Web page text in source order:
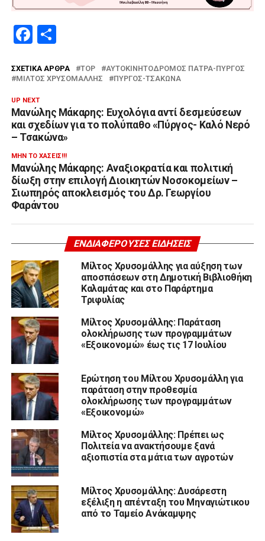
Facebook
Μοιραστείτε
ΣΧΕΤΙΚΆ ΆΡΘΡΑ TOP
ΑΥΤΟΚΙΝΗΤΌΔΡΟΜΟΣ ΠΆΤΡΑ-ΠΎΡΓΟΣ
ΜΊΛΤΟΣ ΧΡΥΣΟΜΆΛΛΗΣ
ΠΎΡΓΟΣ-ΤΣΑΚΏΝΑ
UP NEXT
Μανώλης Μάκαρης: Ευχολόγια αντί δεσμεύσεων
και σχεδίων για το πολύπαθο «Πύργος- Καλό Νερό
– Τσακώνα»
ΜΗΝ ΤΟ ΧΆΣΕΙΣ!!!
Μανώλης Μάκαρης: Αναξιοκρατία και πολιτική
δίωξη στην επιλογή Διοικητών Νοσοκομείων –
Σιωπηρός αποκλεισμός του Δρ. Γεωργίου
Φαράντου
ΕΝΔΙΑΦΈΡΟΥΣΕΣ ΕΙΔΉΣΕΙΣ
Μίλτος Χρυσομάλλης για αύξηση των
αποσπάσεων στη Δημοτική Βιβλιοθήκη
Καλαμάτας και στο Παράρτημα
Τριφυλίας
Μίλτος Χρυσομάλλης: Παράταση
ολοκλήρωσης των προγραμμάτων
«Εξοικονομώ» έως τις 17 Ιουλίου
Ερώτηση του Μίλτου Χρυσομάλλη για
παράταση στην προθεσμία
ολοκλήρωσης των προγραμμάτων
«Εξοικονομώ»
Μίλτος Χρυσομάλλης: Πρέπει ως
Πολιτεία να ανακτήσουμε ξανά
αξιοπιστία στα μάτια των αγροτών
Μίλτος Χρυσομάλλης: Δυσάρεστη
εξέλιξη η απένταξη του Μηναγιώτικου
από το Ταμείο Ανάκαμψης